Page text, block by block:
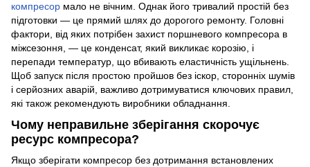
компресор мало не вічним. Однак його тривалий простій без
підготовки — це прямий шлях до дорогого ремонту. Головні
фактори, від яких потрібен захист поршневого компресора в
міжсезоння, — це конденсат, який викликає корозію, і
перепади температур, що вбивають еластичність ущільнень.
Щоб запуск після простою пройшов без іскор, сторонніх шумів
і серйозних аварій, важливо дотримуватися ключових правил,
які також рекомендують виробники обладнання.
Чому неправильне зберігання скорочує
ресурс компресора?
Якщо зберігати компресор без дотримання встановлених